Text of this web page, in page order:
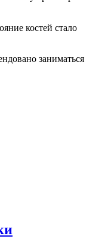
костей стало
заниматься